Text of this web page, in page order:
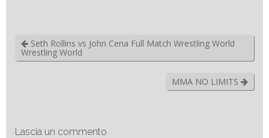
Seth Rollins vs John Cena Full Match Wrestling World
Wrestling World
MMA NO LIMITS
Lascia un commento